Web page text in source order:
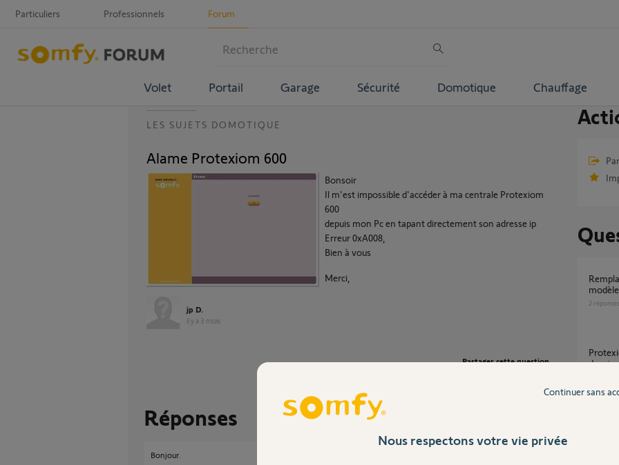
Particuliers Professionnels Forum
Volet Portail Garage Sécurité Domotique Chauffage
LES SUJETS DOMOTIQUE
Alame Protexiom 600
Bonsoir
Il m'est impossible d'accéder à ma centrale Protexiom
600
depuis mon Pc en tapant directement son adresse ip
Erreur 0xA008,
Bien à vous
Merci,
jp D.
il y a 3 mois
Partager cette question
Réponses
Bonjour.
Remplacer mon alarme Protexiom 600 par le
2 réponses
Protexiom 600 subitement plus accessible
depuis
Nous respectons votre vie privée
Continuer sans